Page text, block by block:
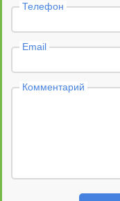
Телефон
Email
Комментарий